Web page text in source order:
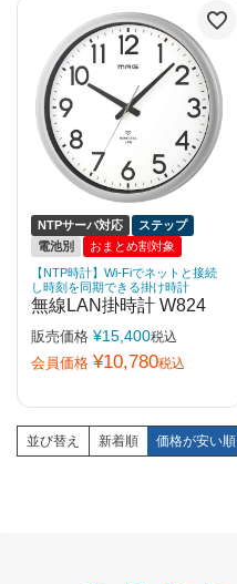
NTPサーバ対応
ステップ
電池別
おまとめ割対象
【NTP時計】Wi-Fiでネットと接続
し時刻を同期できる掛け時計
無線LAN掛時計 W824
販売価格 ¥15,400税込
会員価格 ¥10,780税込
並び替え 新着順 価格が安い順